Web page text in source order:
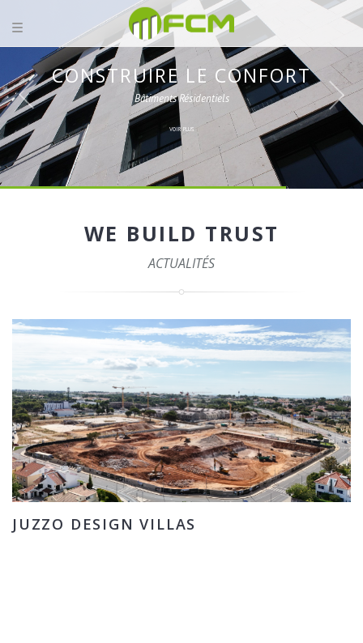
CONSTRUIRE LE CONFORT
Bâtiments Résidentiels
VOIR PLUS
WE BUILD TRUST
ACTUALITÉS
JUZZO DESIGN VILLAS